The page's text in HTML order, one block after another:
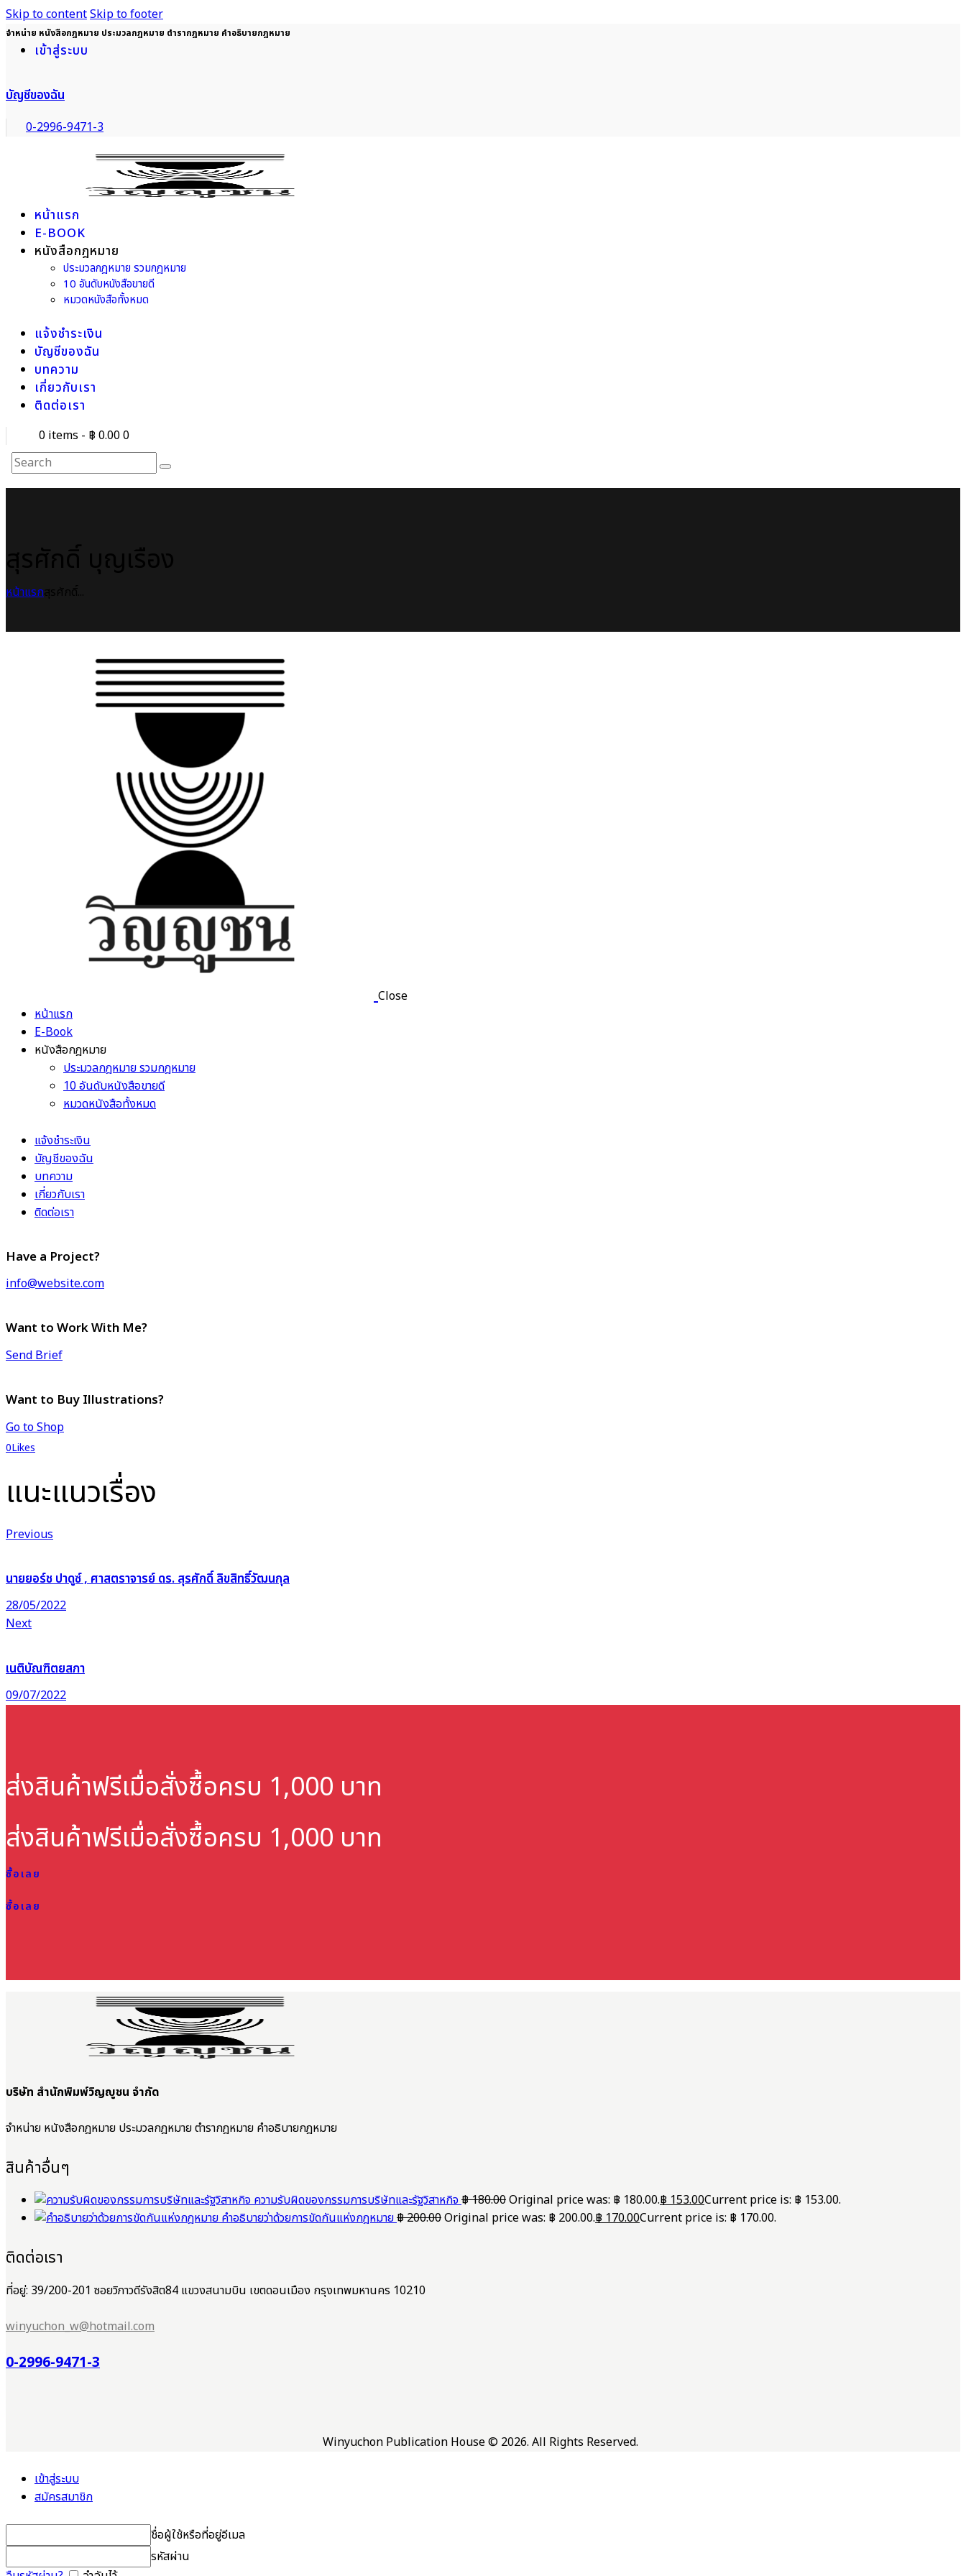
Skip to contentSkip to footer
จำหน่าย หนังสือกฎหมาย ประมวลกฎหมาย ตำรากฎหมาย คำอธิบายกฎหมาย
เข้าสู่ระบบ
บัญชีของฉัน
0-2996-9471-3
หน้าแรก
E-BOOK
หนังสือกฎหมาย
ประมวลกฎหมาย รวมกฎหมาย
10 อันดับหนังสือขายดี
หมวดหนังสือทั้งหมด
แจ้งชำระเงิน
บัญชีของฉัน
บทความ
เกี่ยวกับเรา
ติดต่อเรา
0 items - ฿ 0.000
หน้าแรก
Close
หน้าแรก
E-Book
หนังสือกฎหมาย
ประมวลกฎหมาย รวมกฎหมาย
10 อันดับหนังสือขายดี
หมวดหนังสือทั้งหมด
แจ้งชำระเงิน
บัญชีของฉัน
บทความ
เกี่ยวกับเรา
ติดต่อเรา
Have a Project?
info@website.com
Want to Work With Me?
Send Brief
Want to Buy Illustrations?
Go to Shop
0Likes
แนะแนวเรื่อง
Previous
นายยอร์ช ปาดูซ์ , ศาสตราจารย์ ดร. สุรศักดิ์ ลิขสิทธิ์วัฒนกุล
28/05/2022
Next
เนติบัณฑิตยสภา
09/07/2022
ส่งสินค้าฟรีเมื่อสั่งซื้อครบ 1,000 บาท
ส่งสินค้าฟรีเมื่อสั่งซื้อครบ 1,000 บาท
ซื้อเลย
ซื้อเลย
บริษัท สำนักพิมพ์วิญญูชน จำกัด
จำหน่าย หนังสือกฎหมาย ประมวลกฎหมาย ตำรากฎหมาย คำอธิบายกฎหมาย
สินค้าอื่นๆ
ความรับผิดของกรรมการบริษัทและรัฐวิสาหกิจ฿180.00Original price was: ฿ 180.00.฿153.00Current price is: ฿ 153.00.
คำอธิบายว่าด้วยการขัดกันแห่งกฎหมาย฿200.00Original price was: ฿ 200.00.฿170.00Current price is: ฿ 170.00.
ติดต่อเรา
ที่อยู่: 39/200-201 ซอยวิภาวดีรังสิต84 แขวงสนามบิน เขตดอนเมือง กรุงเทพมหานคร 10210
winyuchon_w@hotmail.com
0-2996-9471-3
Winyuchon Publication House © 2026. All Rights Reserved.
เข้าสู่ระบบ
สมัครสมาชิก
ชื่อผู้ใช้หรือที่อยู่อีเมล
รหัสผ่าน